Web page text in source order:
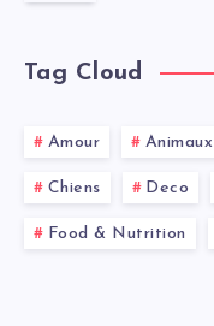
Tag Cloud
Amour Animaux
Chiens Deco
Food & Nutrition